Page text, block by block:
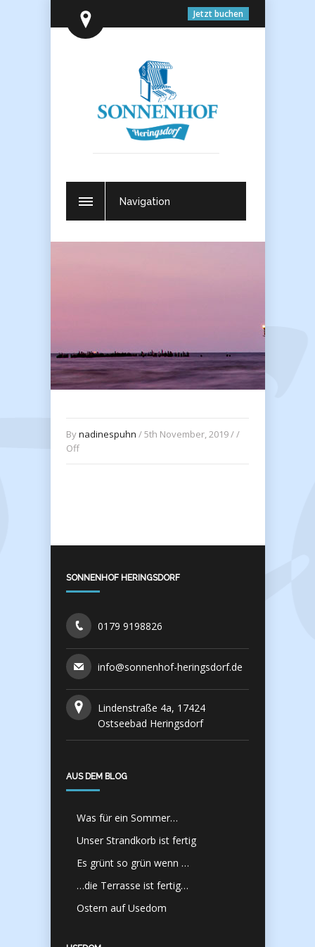
Jetzt buchen
Navigation
Bynadinespuhn / 5th November, 2019 / /
Off
SONNENHOF HERINGSDORF
0179 9198826
info@sonnenhof-heringsdorf.de
Lindenstraße 4a, 17424
Ostseebad Heringsdorf
AUS DEM BLOG
Was für ein Sommer…
Unser Strandkorb ist fertig
Es grünt so grün wenn …
…die Terrasse ist fertig…
Ostern auf Usedom